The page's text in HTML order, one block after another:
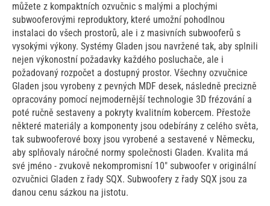
můžete z kompaktních ozvučnic s malými a plochými
subwooferovými reproduktory, které umožní pohodlnou
instalaci do všech prostorů, ale i z masivních subwooferů s
vysokými výkony. Systémy Gladen jsou navržené tak, aby splnili
nejen výkonostní požadavky každého posluchače, ale i
požadovaný rozpočet a dostupný prostor. Všechny ozvučnice
Gladen jsou vyrobeny z pevných MDF desek, následně precizně
opracovány pomocí nejmodernější technologie 3D frézování a
poté ručně sestaveny a pokryty kvalitním kobercem. Přestože
některé materiály a komponenty jsou odebírány z celého světa,
tak subwooferové boxy jsou vyrobené a sestavené v Německu,
aby splňovaly náročné normy společnosti Gladen. Kvalita má
své jméno - zvukově nekompromisní 10" subwoofer v originální
ozvučnici Gladen z řady SQX. Subwoofery z řady SQX jsou za
danou cenu sázkou na jistotu.